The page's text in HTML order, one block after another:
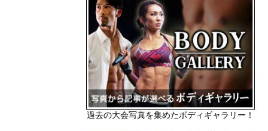
過去の大会写真を集めたボディギャラリー！